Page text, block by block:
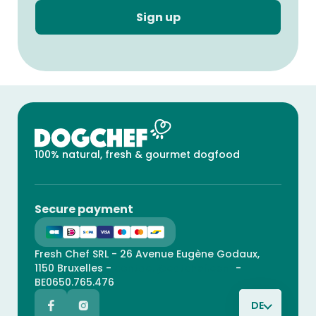
Sign up
100% natural, fresh & gourmet dogfood
Secure payment
Fresh Chef SRL - 26 Avenue Eugène Godaux,
1150 Bruxelles -
-
BE0650.765.476
DE